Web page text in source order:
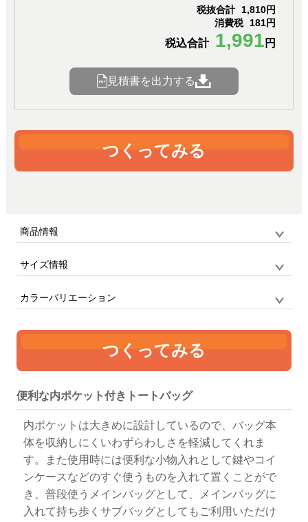
税抜合計 1,810円
消費税 181円
税込合計 1,991 円
見積書を出力する
つくってみる
商品情報
品番
サイズ情報
定番フラットトート(M)
単位:mm
390
カラーバリエーション
つくってみる
便利な内ポケット付きトートバッグ
内ポケットは大きめに設計しているので、バッグ本
体を収納しにくいわずらわしさを軽減してくれま
す。また使用時には便利な小物入れとして鍵やコイ
ンケースなどのすぐ使うものを入れて置くことがで
き、普段使うメインバッグとして、メインバッグに
入れて持ち歩くサブバッグとしてもご利用いただけ